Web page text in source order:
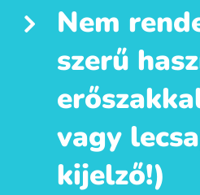
Nem
szerű
vagy
kijelző!)